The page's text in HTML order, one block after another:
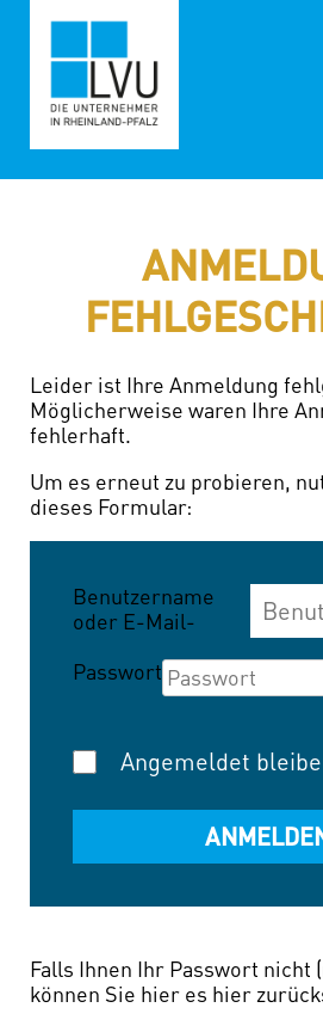
springen
Leider ist Ihre Anmeldung
Möglicherweise waren Ihre
fehlerhaft.
Um es erneut zu probieren,
dieses Formular:
Benutzername
oder E-Mail-
Passwort
Angemeldet
Falls Ihnen Ihr Passwort nicht
können Sie hier es hier